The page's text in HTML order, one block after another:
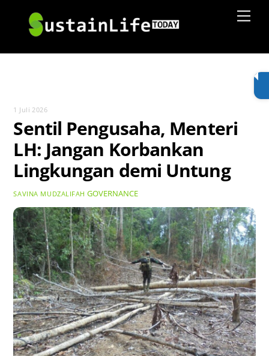
content
1 Juli 2026
Sentil Pengusaha, Menteri
LH: Jangan Korbankan
Lingkungan demi Untung
SAVINA MUDZALIFAH GOVERNANCE